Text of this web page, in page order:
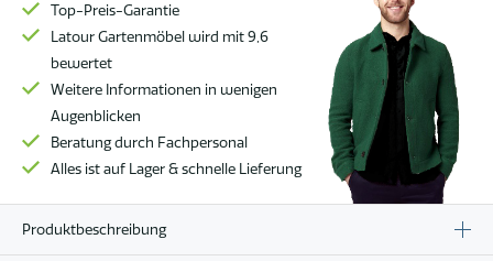
Top-Preis-Garantie
Latour Gartenmöbel wird mit 9,6
bewertet
Weitere Informationen in wenigen
Augenblicken
Beratung durch Fachpersonal
Alles ist auf Lager & schnelle Lieferung
Produktbeschreibung